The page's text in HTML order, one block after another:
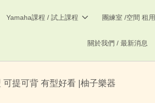
Yamaha課程 / 試上課程 團練室 /空間 租用
關於我們 / 最新消息
提可背 有型好看 |柚子樂器